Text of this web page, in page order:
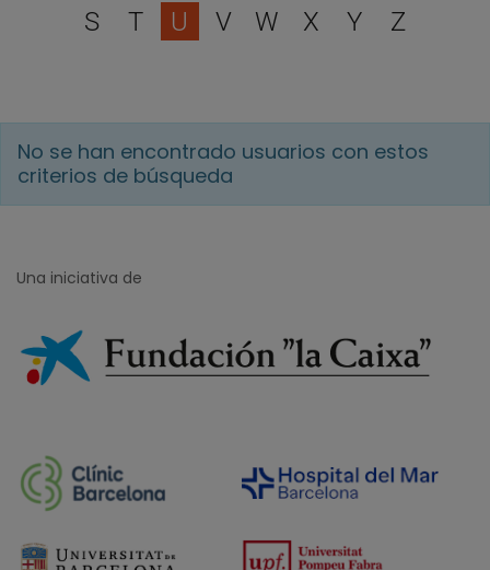
S
T U V W X Y Z
No se han encontrado usuarios con estos
criterios de búsqueda
Una iniciativa de